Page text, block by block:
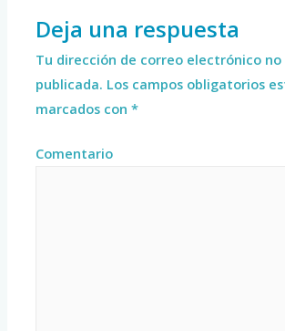
Deja una respuesta
Tu dirección de correo electrónico no
publicada. Los campos obligatorios
marcados con*
Comentario